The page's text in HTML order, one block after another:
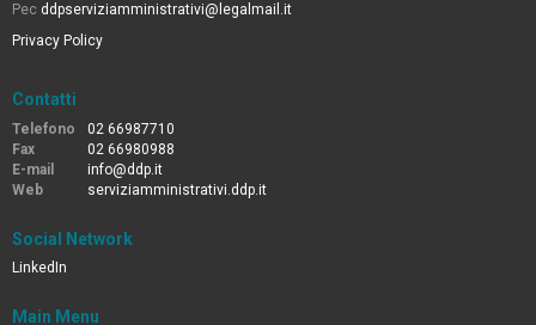
Pec ddpserviziamministrativi@legalmail.it
Privacy Policy
Contatti
Telefono
02 66987710
Fax
02 66980988
E-mail
info@ddp.it
Web
serviziamministrativi.ddp.it
Social Network
LinkedIn
Main Menu